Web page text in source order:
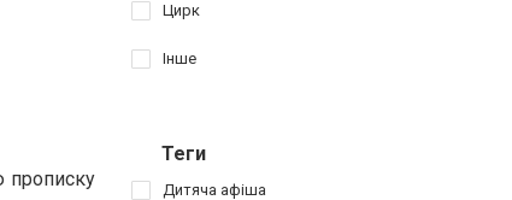
прописку
Цирк
Інше
Теги
Дитяча афіша